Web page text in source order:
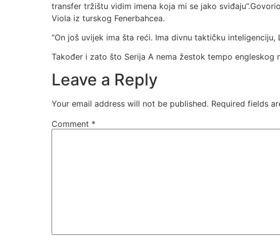
transfer tržištu vidim imena koja mi se jako
Viola iz turskog Fenerbahcea.
“On još uvijek ima šta reći. Ima divnu taktičku
Također i zato što Serija A nema žestok tempo engleskog
Leave a Reply
Your email address will not be published. Required fields
Comment *